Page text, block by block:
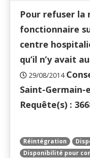
Pour refuser la
fonctionnaire
centre
qu’il n’y avait
29/08/2014
Saint-Germain-
Requête(s) :
Réintégration
Disponibilité pour